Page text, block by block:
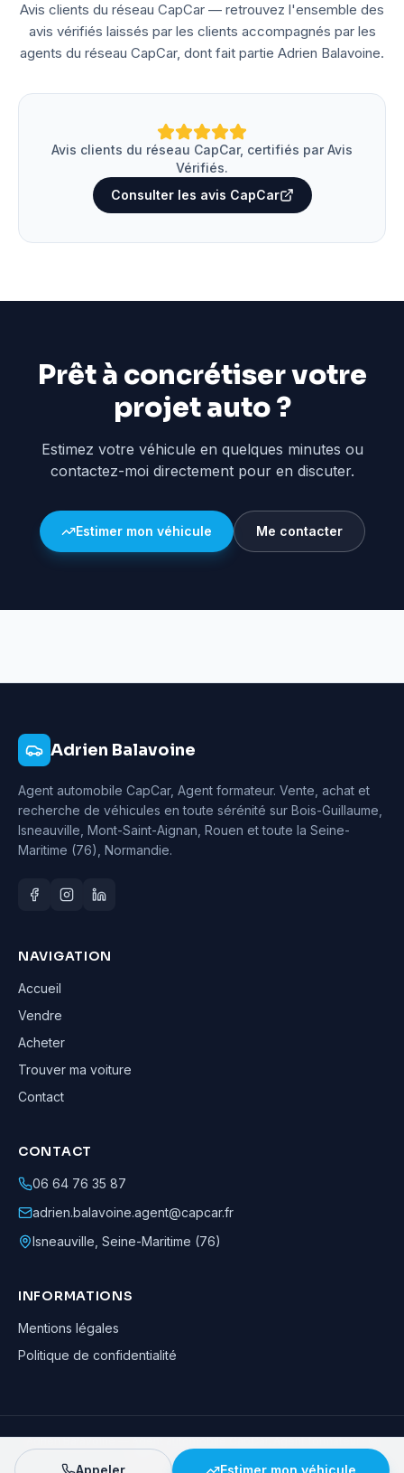
Avis clients du réseau CapCar — retrouvez l'ensemble des
avis vérifiés laissés par les clients accompagnés par les
agents du réseau CapCar, dont fait partie Adrien Balavoine.
Avis clients du réseau CapCar, certifiés par Avis
Vérifiés.
Consulter les avis CapCar
Prêt à concrétiser votre
projet auto ?
Estimez votre véhicule en quelques minutes ou
contactez-moi directement pour en discuter.
Estimer mon véhicule Me contacter
Adrien Balavoine
Agent automobile CapCar, Agent formateur. Vente, achat et
recherche de véhicules en toute sérénité sur Bois-Guillaume,
Isneauville, Mont-Saint-Aignan, Rouen et toute la Seine-
Maritime (76), Normandie.
NAVIGATION
Accueil
Vendre
Acheter
Trouver ma voiture
Contact
CONTACT
06 64 76 35 87
adrien.balavoine.agent@capcar.fr
Isneauville Seine-Maritime (76)
INFORMATIONS
Mentions légales
Politique de confidentialité
Adrien Balavoine—Agent automobile CapCar, Agent formateur· ©
· Tous droits réservés
Appeler Estimer mon véhicule